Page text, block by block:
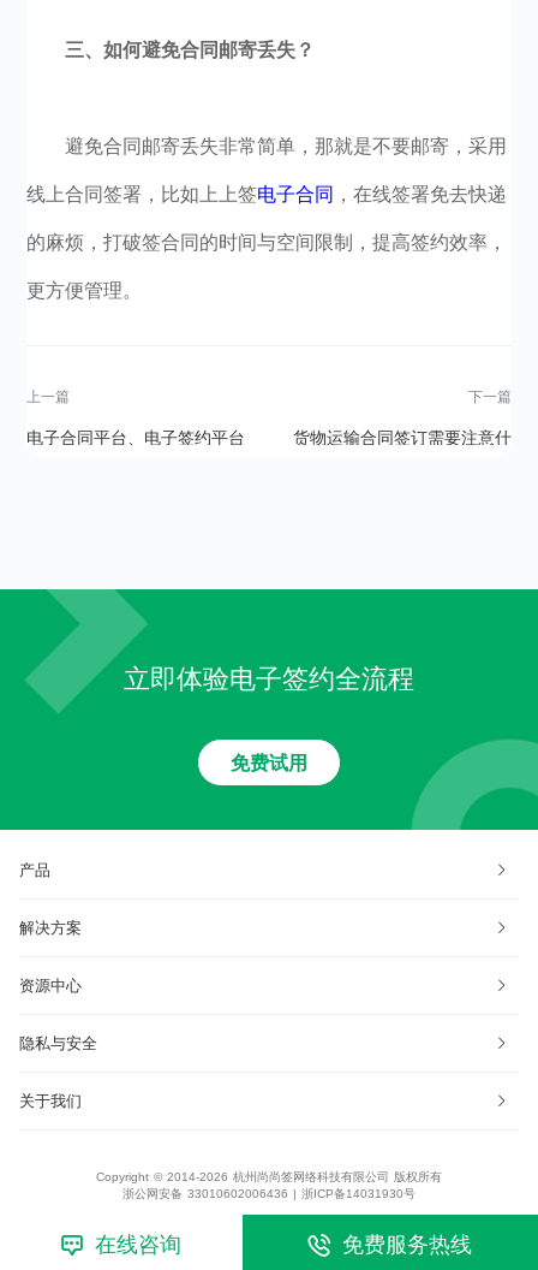
三、如何避免合同邮寄丢失？
避免合同邮寄丢失非常简单，那就是不要邮寄，采用
线上合同签署，比如上上签电子合同 ，在线签署免去快递
的麻烦，打破签合同的时间与空间限制，提高签约效率，
更方便管理。
上一篇
电子合同平台、电子签约平台
下一篇
货物运输合同签订需要注意什
立即体验电子签约全流程
免费试用
产品
解决方案
资源中心
隐私与安全
关于我们
Copyright © 2014-2026 杭州尚尚签网络科技有限公司 版权所有
浙公网安备 33010602006436 | 浙ICP备14031930号
在线咨询 免费服务热线